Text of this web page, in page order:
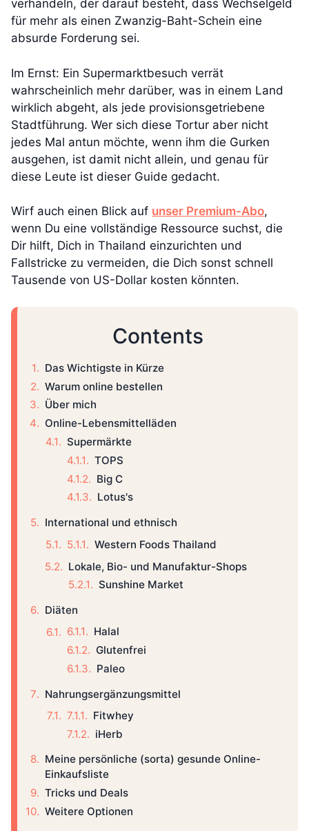
verhandeln, der darauf besteht, dass Wechselgeld
für mehr als einen Zwanzig-Baht-Schein eine
absurde Forderung sei.
Im Ernst: Ein Supermarktbesuch verrät
wahrscheinlich mehr darüber, was in einem Land
wirklich abgeht, als jede provisionsgetriebene
Stadtführung. Wer sich diese Tortur aber nicht
jedes Mal antun möchte, wenn ihm die Gurken
ausgehen, ist damit nicht allein, und genau für
diese Leute ist dieser Guide gedacht.
Wirf auch einen Blick auf unser Premium-Abo,
wenn Du eine vollständige Ressource suchst, die
Dir hilft, Dich in Thailand einzurichten und
Fallstricke zu vermeiden, die Dich sonst schnell
Tausende von US-Dollar kosten könnten.
Contents
Das Wichtigste in Kürze
Warum online bestellen
Über mich
Online-Lebensmittelläden
Supermärkte
TOPS
Big C
Lotus's
International und ethnisch
Western Foods Thailand
Lokale, Bio- und Manufaktur-Shops
Sunshine Market
Diäten
Halal
Glutenfrei
Paleo
Nahrungsergänzungsmittel
Fitwhey
iHerb
Meine persönliche (sorta) gesunde Online-
Einkaufsliste
Tricks und Deals
Weitere Optionen